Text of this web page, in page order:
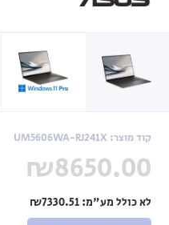
קוד מוצר: UM5606WA-RJ241X
₪8650.00
לא כולל מע"מ:₪7330.51